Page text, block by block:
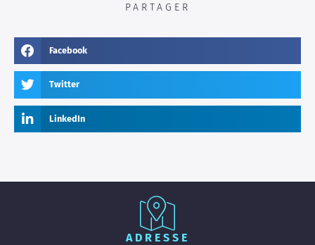
PARTAGER
Facebook
Twitter
LinkedIn
ADRESSE